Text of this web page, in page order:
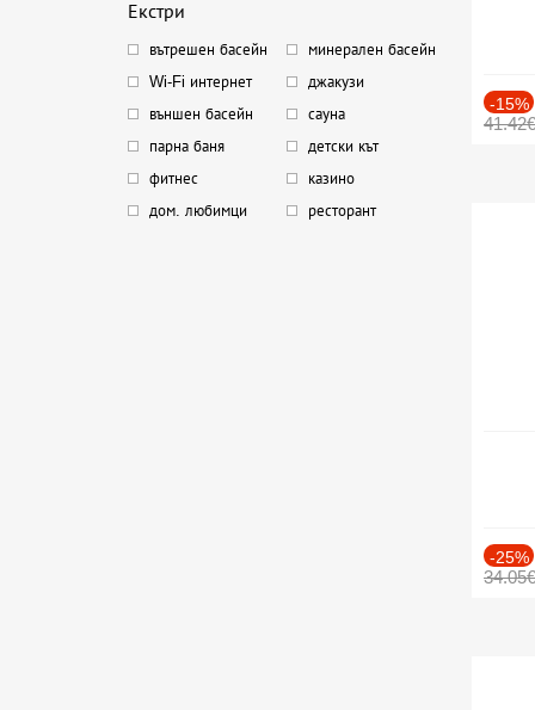
Екстри
вътрешен басейн
минерален басейн
Wi-Fi интернет
джакузи
външен басейн
сауна
парна баня
детски кът
фитнес
казино
дом. любимци
ресторант
-15%
41.42€
-25%
34.05€